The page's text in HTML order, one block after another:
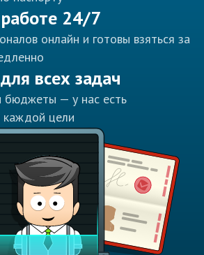
24/7
онлайн и готовы взяться за
всех задач
— у нас есть
каждой цели